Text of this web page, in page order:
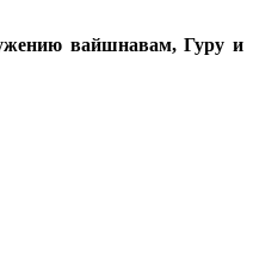
вайшнавам, Гуру и